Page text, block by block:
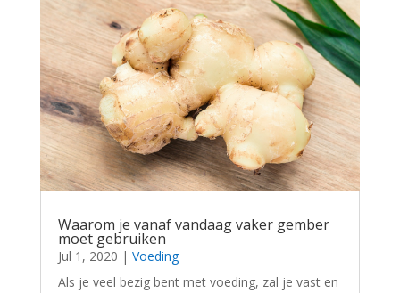
Waarom je vanaf vandaag vaker gember
moet gebruiken
Jul 1, 2020 | Voeding
Als je veel bezig bent met voeding, zal je vast en